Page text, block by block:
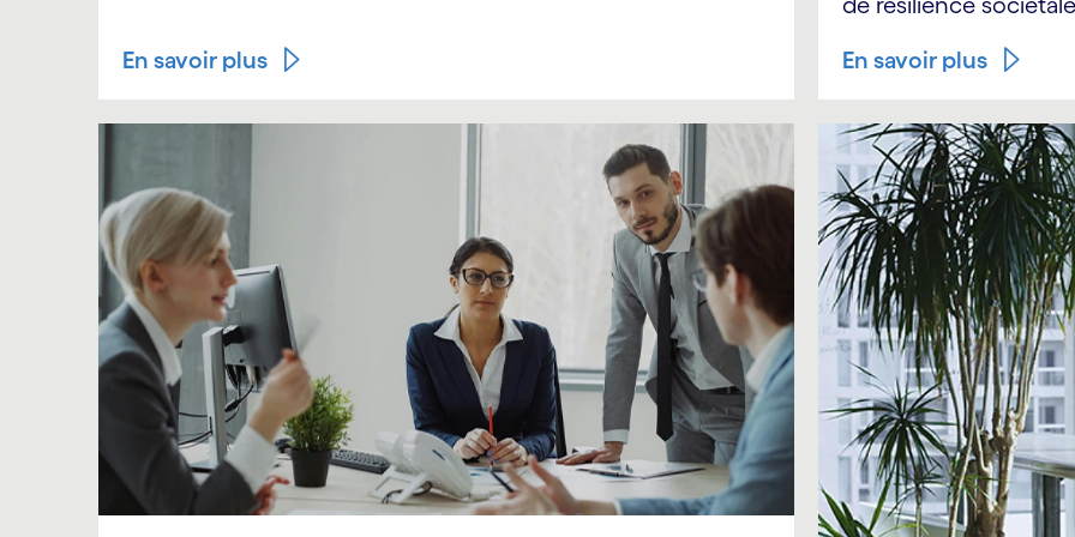
En savoir plus En savoir plus